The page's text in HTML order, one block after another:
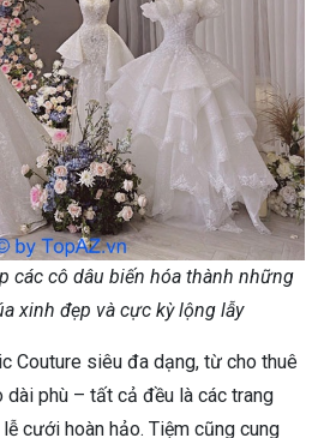
các cô dâu biến hóa thành những
xinh đẹp và cực kỳ lộng lẫy
Couture siêu đa dạng, từ cho thuê
phù – tất cả đều là các trang
cưới hoàn hảo. Tiệm cũng cung